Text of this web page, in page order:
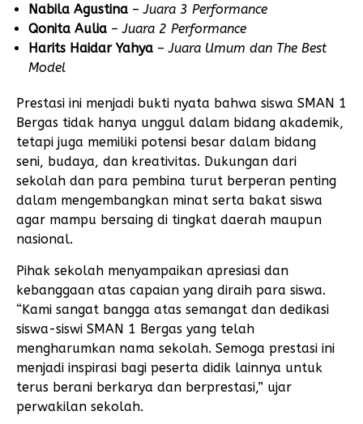
Nabila Agustina –Juara 3 Performance
Qonita Aulia –Juara 2 Performance
Harits Haidar Yahya –Juara Umum dan The Best
Model
Prestasi ini menjadi bukti nyata bahwa siswa SMAN 1
Bergas tidak hanya unggul dalam bidang akademik,
tetapi juga memiliki potensi besar dalam bidang
seni, budaya, dan kreativitas. Dukungan dari
sekolah dan para pembina turut berperan penting
dalam mengembangkan minat serta bakat siswa
agar mampu bersaing di tingkat daerah maupun
nasional.
Pihak sekolah menyampaikan apresiasi dan
kebanggaan atas capaian yang diraih para siswa.
“Kami sangat bangga atas semangat dan dedikasi
siswa-siswi SMAN 1 Bergas yang telah
mengharumkan nama sekolah. Semoga prestasi ini
menjadi inspirasi bagi peserta didik lainnya untuk
terus berani berkarya dan berprestasi,” ujar
perwakilan sekolah.